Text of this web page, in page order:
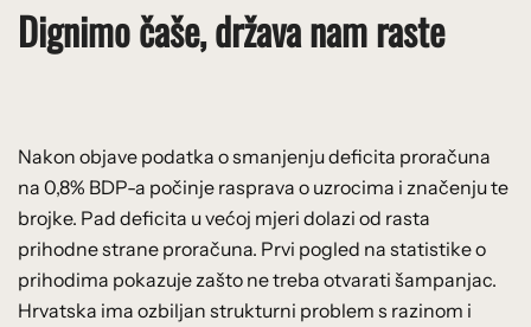
Dignimo čaše, država nam raste
Nakon objave podatka o smanjenju deficita proračuna
na 0,8% BDP-a počinje rasprava o uzrocima i značenju te
brojke. Pad deficita u većoj mjeri dolazi od rasta
prihodne strane proračuna. Prvi pogled na statistike o
prihodima pokazuje zašto ne treba otvarati šampanjac.
Hrvatska ima ozbiljan strukturni problem s razinom i